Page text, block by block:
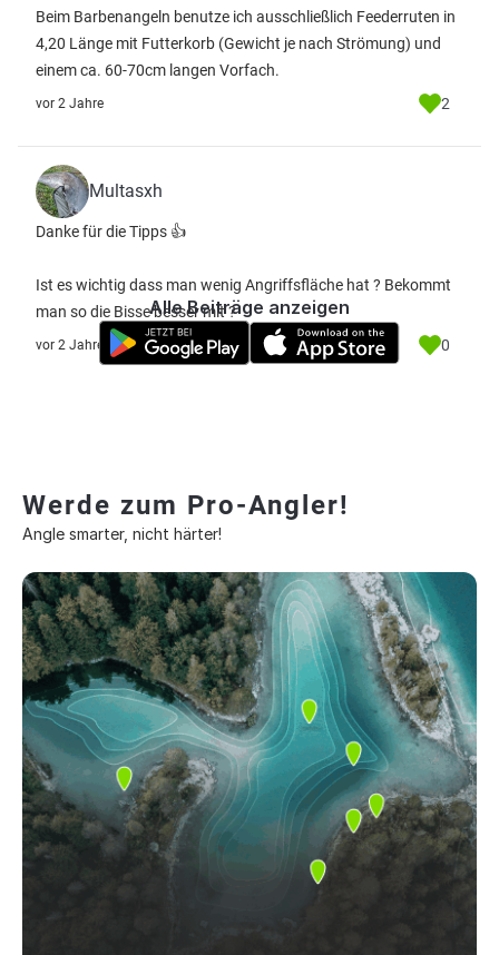
Beim Barbenangeln benutze ich ausschließlich Feederruten in
4,20 Länge mit Futterkorb (Gewicht je nach Strömung) und
einem ca. 60-70cm langen Vorfach.
vor 2 Jahre 2
Multasxh
Danke für die Tipps 👍
Ist es wichtig dass man wenig Angriffsfläche hat ? Bekommt
man so die Bisse besser mit ?
vor 2 Jahre 0
Alle Beiträge anzeigen
Werde zum Pro-Angler!
Angle smarter, nicht härter!